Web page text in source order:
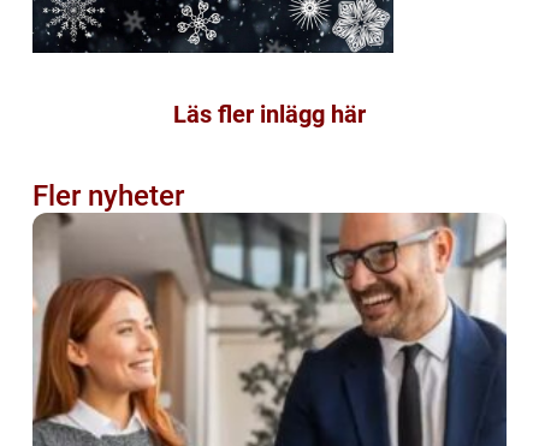
Läs fler inlägg här
Fler nyheter